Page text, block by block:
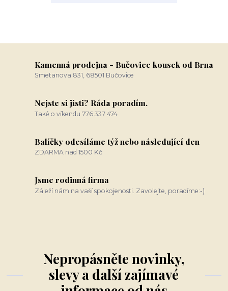
Kamenná prodejna - Bučovice kousek od Brna
Smetanova 831, 68501 Bučovice
Nejste si jisti? Ráda poradím.
Také o víkendu 776 337 474
Balíčky odesíláme týž nebo následující den
ZDARMA nad 1500 Kč
Jsme rodinná firma
Záleží nám na vaší spokojenosti. Zavolejte, poradíme:-)
Nepropásněte novinky,
slevy a další zajímavé